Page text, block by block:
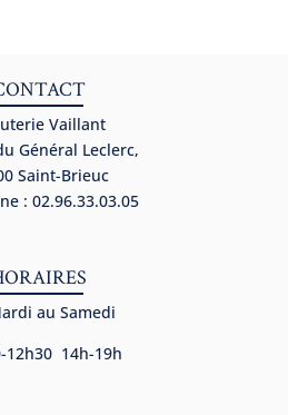
Vaillant
Général Leclerc,
Saint-Brieuc
: 02.96.33.03.05
au Samedi
12h30 14h-19h